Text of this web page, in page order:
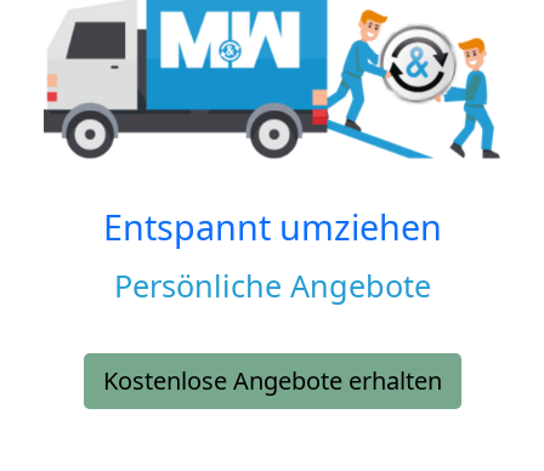
Entspannt umziehen
Persönliche Angebote
Kostenlose Angebote erhalten